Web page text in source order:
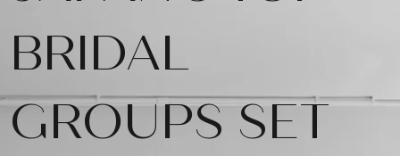
BRIDAL
GROUPS SET